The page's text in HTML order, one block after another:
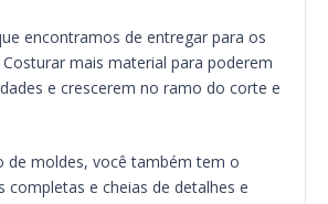
encontramos de entregar para os
mais material para poderem
e crescerem no ramo do corte e
de moldes, você também tem o
completas e cheias de detalhes e